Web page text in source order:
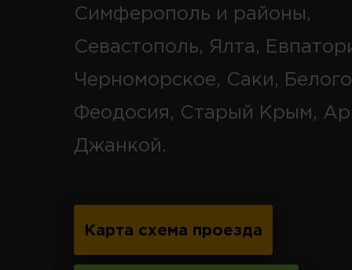
Симферополь и районы,
Севастополь, Ялта,
Черноморское, Саки,
Феодосия, Старый Крым,
Джанкой.
Карта схема проезда